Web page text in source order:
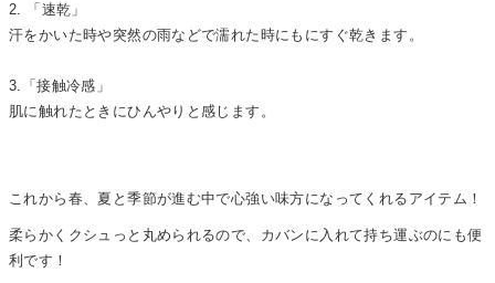
2. 「速乾」
汗をかいた時や突然の雨などで濡れた時にもにすぐ乾きます。
3.「接触冷感」
肌に触れたときにひんやりと感じます。
これから春、夏と季節が進む中で心強い味方になってくれるアイテム！
柔らかくクシュっと丸められるので、カバンに入れて持ち運ぶのにも便
利です！